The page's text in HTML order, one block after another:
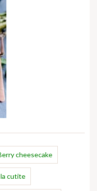
cheesecake
cutite